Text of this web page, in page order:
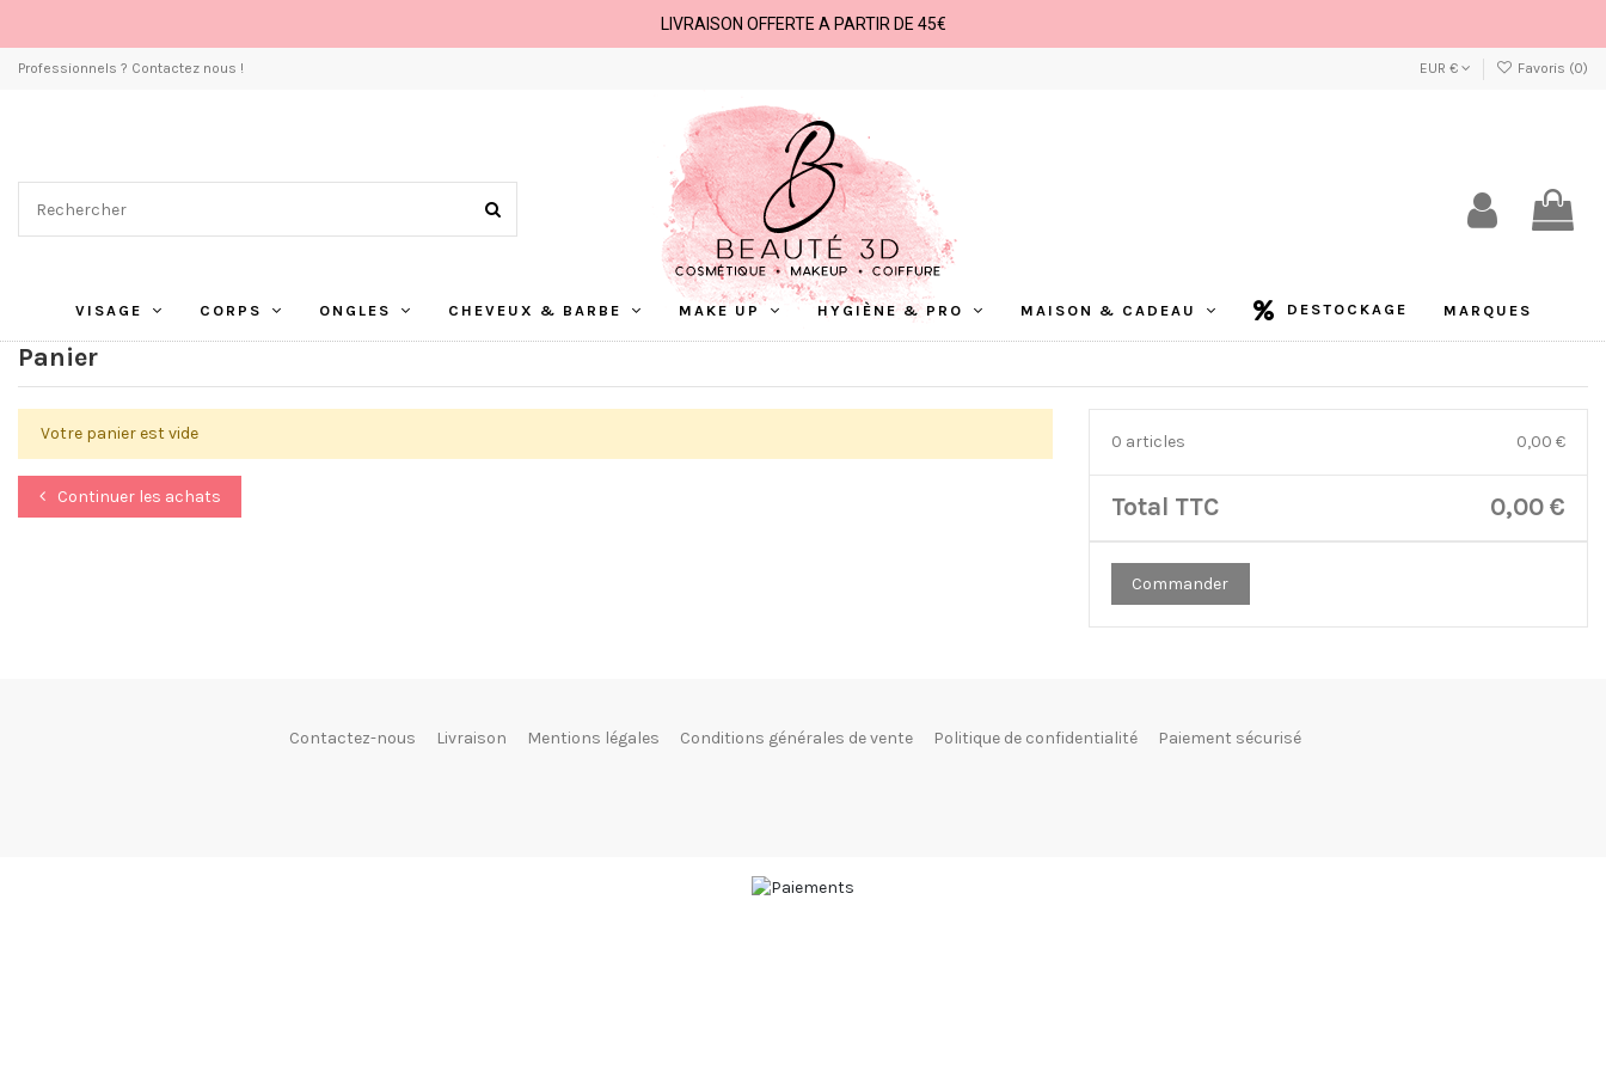
LIVRAISON OFFERTE A PARTIR DE 45€
Professionnels ? Contactez nous ! EUR € Favoris (0)
VISAGE CORPS ONGLES CHEVEUX & BARBE MAKE UP HYGIÈNE & PRO MAISON & CADEAU DESTOCKAGE MARQUES
Panier
Votre panier est vide
Continuer les achats
0 articles 0,00 €
Total TTC 0,00 €
Commander
Contactez-nous Livraison Mentions légales Conditions générales de vente Politique de confidentialité Paiement sécurisé